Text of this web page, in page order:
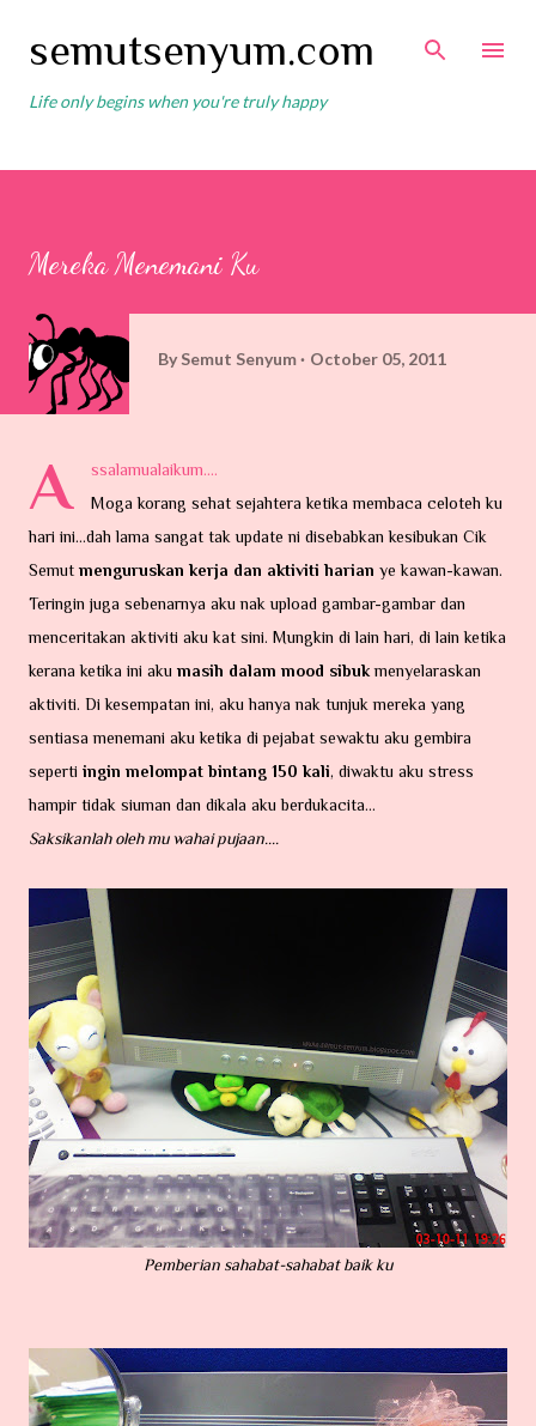
semutsenyum.com
Life only begins when you're truly happy
Mereka Menemani Ku
By Semut Senyum October 05, 2011
A
ssalamualaikum....
Moga korang sehat sejahtera ketika membaca celoteh ku
hari ini...dah lama sangat tak update ni disebabkan kesibukan Cik
Semut menguruskan kerja dan aktiviti harian ye kawan-kawan.
Teringin juga sebenarnya aku nak upload gambar-gambar dan
menceritakan aktiviti aku kat sini. Mungkin di lain hari, di lain ketika
kerana ketika ini aku masih dalam mood sibukmenyelaraskan
aktiviti. Di kesempatan ini, aku hanya nak tunjuk mereka yang
sentiasa menemani aku ketika di pejabat sewaktu aku gembira
seperti ingin melompat bintang 150 kali, diwaktu aku stress
hampir tidak siuman dan dikala aku berdukacita...
Saksikanlah oleh mu wahai pujaan....
Pemberian sahabat-sahabat baik ku